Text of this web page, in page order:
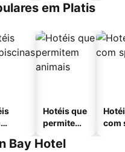
em Platis
Hotéis que
permitem
com
Bay Hotel